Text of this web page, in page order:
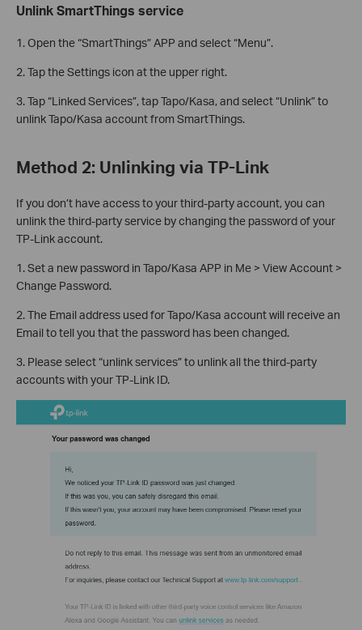
Unlink SmartThings service
1. Open the “SmartThings” APP and select “Menu”.
2. Tap the Settings icon at the upper right.
3. Tap “Linked Services”, tap Tapo/Kasa, and select “Unlink” to
unlink Tapo/Kasa account from SmartThings.
Method 2: Unlinking via TP-Link
If you don’t have access to your third-party account, you can
unlink the third-party service by changing the password of your
TP-Link account.
1. Set a new password in Tapo/Kasa APP in Me > View Account >
Change Password.
2. The Email address used for Tapo/Kasa account will receive an
Email to tell you that the password has been changed.
3. Please select “unlink services” to unlink all the third-party
accounts with your TP-Link ID.